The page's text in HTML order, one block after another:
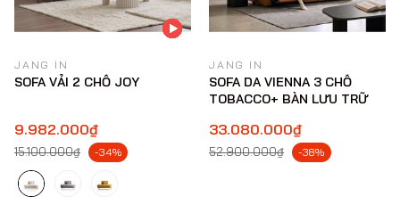
JANG IN
SOFA VẢI 2 CHỖ JOY
9.982.000₫
15.100.000₫ -34%
JANG IN
SOFA DA VIENNA 3 CHỖ
TOBACCO+ BÀN LƯU TRỮ
33.080.000₫
52.900.000₫ -38%